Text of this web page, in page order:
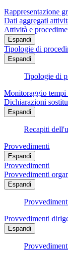
Rappresentazione
Dati aggregati
Attività e
Espandi
Tipologie di
Espandi
Tipologie di
Monitoraggio tempi
Dichiarazioni
Espandi
Recapiti
Provvedimenti
Espandi
Provvedimenti
Provvedimenti
Espandi
Provvedimenti
Espandi